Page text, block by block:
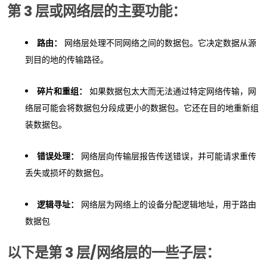
第 3 层或网络层的主要功能：
路由：
网络层处理不同网络之间的数据包。它决定数据从源
到目的地的传输路径。
碎片和重组：
如果数据包太大而无法通过特定网络传输，网
络层可能会将数据包分段成更小的数据包。它还在目的地重新组
装数据包。
错误处理：
网络层向传输层报告传送错误，并可能请求重传
丢失或损坏的数据包。
逻辑寻址：
网络层为网络上的设备分配逻辑地址，用于路由
数据包
以下是第 3 层/网络层的一些子层：